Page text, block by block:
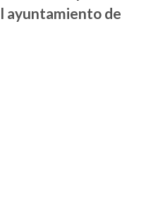
ayuntamiento de